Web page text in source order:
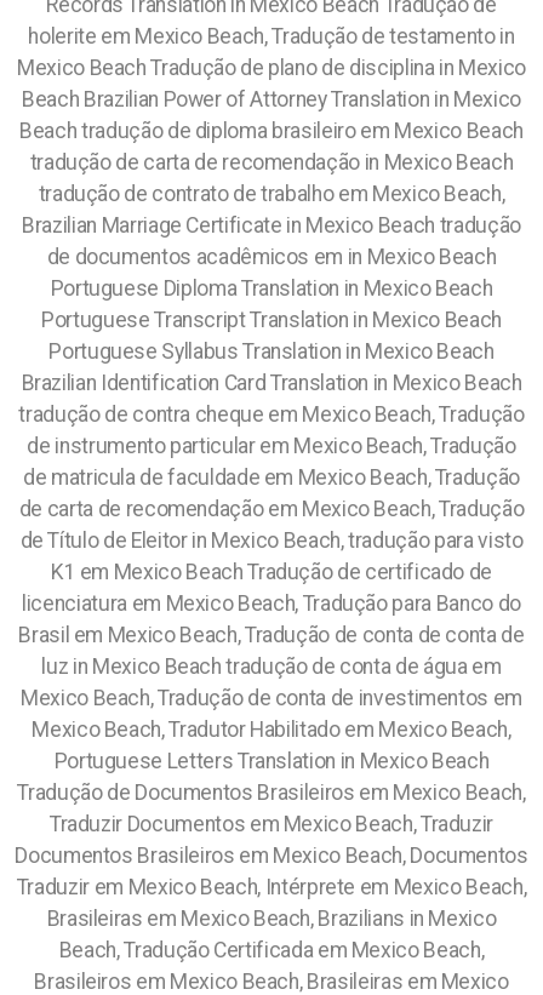
Records Translation in Mexico Beach Tradução de
holerite em Mexico Beach, Tradução de testamento in
Mexico Beach Tradução de plano de disciplina in Mexico
Beach Brazilian Power of Attorney Translation in Mexico
Beach tradução de diploma brasileiro em Mexico Beach
tradução de carta de recomendação in Mexico Beach
tradução de contrato de trabalho em Mexico Beach,
Brazilian Marriage Certificate in Mexico Beach tradução
de documentos acadêmicos em in Mexico Beach
Portuguese Diploma Translation in Mexico Beach
Portuguese Transcript Translation in Mexico Beach
Portuguese Syllabus Translation in Mexico Beach
Brazilian Identification Card Translation in Mexico Beach
tradução de contra cheque em Mexico Beach, Tradução
de instrumento particular em Mexico Beach, Tradução
de matricula de faculdade em Mexico Beach, Tradução
de carta de recomendação em Mexico Beach, Tradução
de Título de Eleitor in Mexico Beach, tradução para visto
K1 em Mexico Beach Tradução de certificado de
licenciatura em Mexico Beach, Tradução para Banco do
Brasil em Mexico Beach, Tradução de conta de conta de
luz in Mexico Beach tradução de conta de água em
Mexico Beach, Tradução de conta de investimentos em
Mexico Beach, Tradutor Habilitado em Mexico Beach,
Portuguese Letters Translation in Mexico Beach
Tradução de Documentos Brasileiros em Mexico Beach,
Traduzir Documentos em Mexico Beach, Traduzir
Documentos Brasileiros em Mexico Beach, Documentos
Traduzir em Mexico Beach, Intérprete em Mexico Beach,
Brasileiras em Mexico Beach, Brazilians in Mexico
Beach, Tradução Certificada em Mexico Beach,
Brasileiros em Mexico Beach, Brasileiras em Mexico